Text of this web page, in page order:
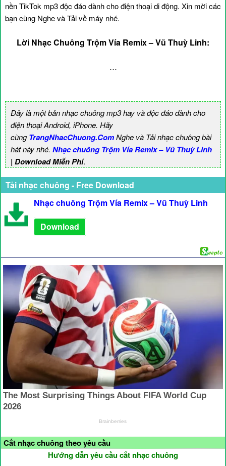
nền TikTok mp3 độc đáo dành cho điện thoại di động. Xin mời các
bạn cùng Nghe và Tải về máy nhé.
Lời Nhạc Chuông Trộm Vía Remix – Vũ Thuỳ Linh:
…
Đây là một bản nhạc chuông mp3 hay và độc đáo dành cho
điện thoại Android, iPhone. Hãy
cùngTrangNhacChuong.ComNghe và Tải nhạc chuông bài
hát này nhé. Nhạc chuông Trộm Vía Remix – Vũ Thuỳ Linh
| Download Miễn Phí.
Tải nhạc chuông - Free Download
Nhạc chuông Trộm Vía Remix – Vũ Thuỳ Linh
Download
Cắt nhạc chuông theo yêu cầu
Hướng dẫn yêu cầu cắt nhạc chuông